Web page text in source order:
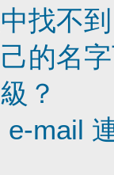
找不
的名
？
mail